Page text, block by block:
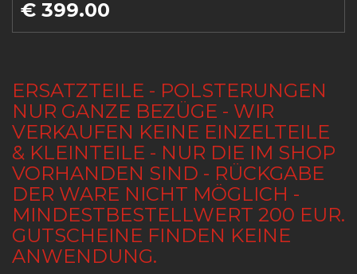
€ 399.00
ERSATZTEILE - POLSTERUNGEN
NUR GANZE BEZÜGE - WIR
VERKAUFEN KEINE EINZELTEILE
& KLEINTEILE - NUR DIE IM SHOP
VORHANDEN SIND - RÜCKGABE
DER WARE NICHT MÖGLICH -
MINDESTBESTELLWERT 200 EUR.
GUTSCHEINE FINDEN KEINE
ANWENDUNG.